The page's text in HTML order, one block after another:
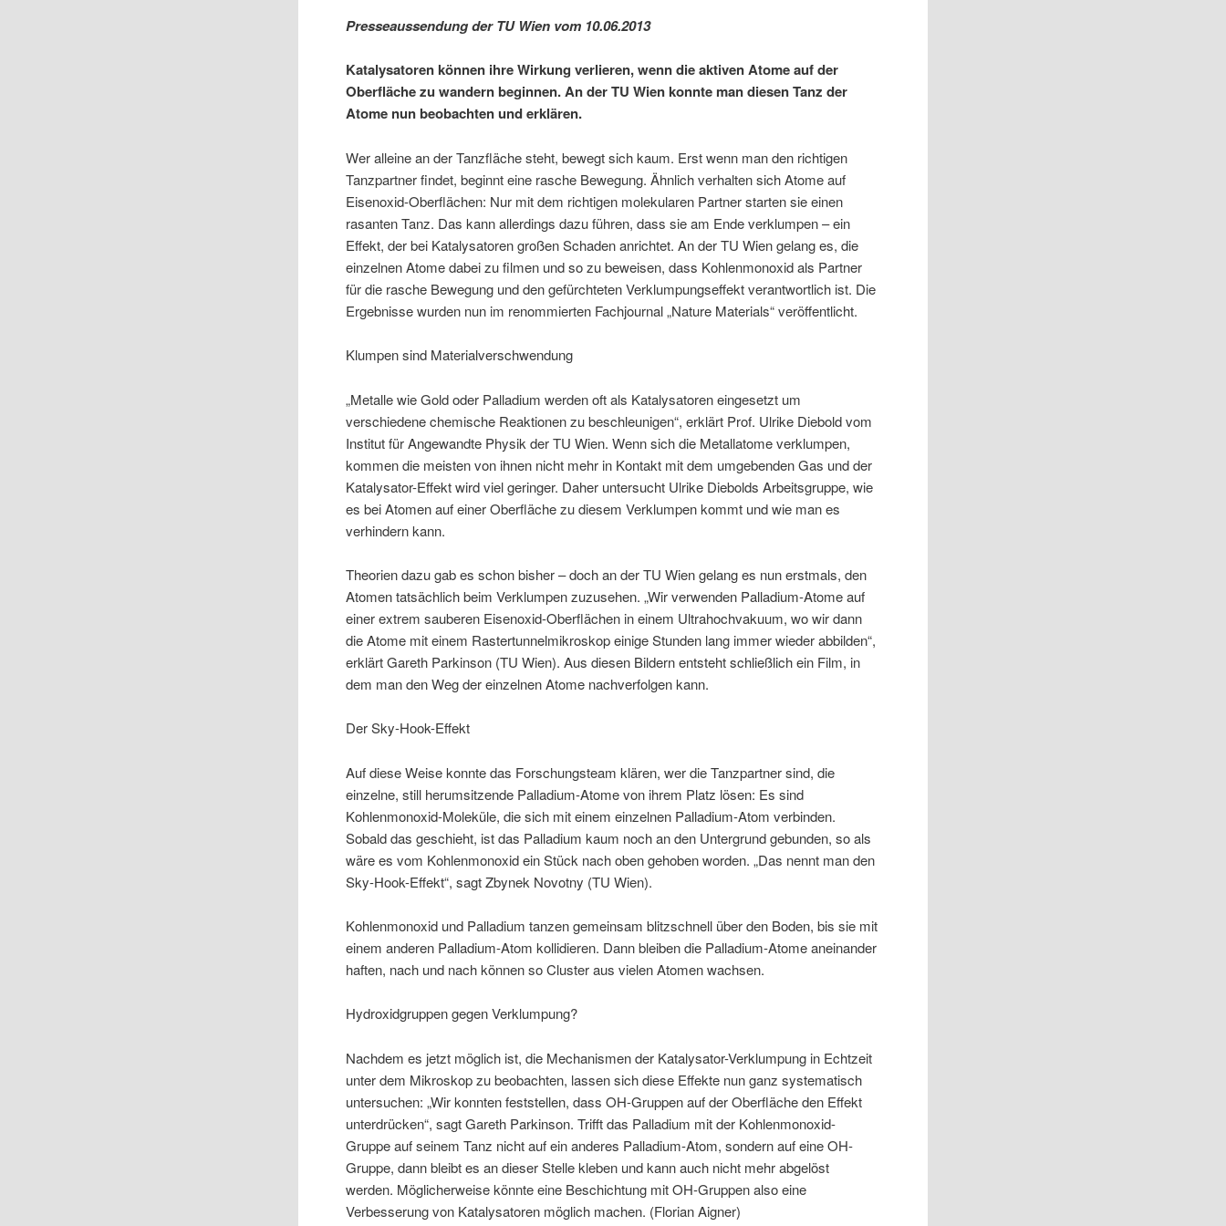
Presseaussendung der TU Wien vom 10.06.2013
Katalysatoren können ihre Wirkung verlieren, wenn die aktiven Atome auf der
Oberfläche zu wandern beginnen. An der TU Wien konnte man diesen Tanz der
Atome nun beobachten und erklären.
Wer alleine an der Tanzfläche steht, bewegt sich kaum. Erst wenn man den richtigen
Tanzpartner findet, beginnt eine rasche Bewegung. Ähnlich verhalten sich Atome auf
Eisenoxid-Oberflächen: Nur mit dem richtigen molekularen Partner starten sie einen
rasanten Tanz. Das kann allerdings dazu führen, dass sie am Ende verklumpen – ein
Effekt, der bei Katalysatoren großen Schaden anrichtet. An der TU Wien gelang es, die
einzelnen Atome dabei zu filmen und so zu beweisen, dass Kohlenmonoxid als Partner
für die rasche Bewegung und den gefürchteten Verklumpungseffekt verantwortlich ist. Die
Ergebnisse wurden nun im renommierten Fachjournal „Nature Materials“ veröffentlicht.
Klumpen sind Materialverschwendung
„Metalle wie Gold oder Palladium werden oft als Katalysatoren eingesetzt um
verschiedene chemische Reaktionen zu beschleunigen“, erklärt Prof. Ulrike Diebold vom
Institut für Angewandte Physik der TU Wien. Wenn sich die Metallatome verklumpen,
kommen die meisten von ihnen nicht mehr in Kontakt mit dem umgebenden Gas und der
Katalysator-Effekt wird viel geringer. Daher untersucht Ulrike Diebolds Arbeitsgruppe, wie
es bei Atomen auf einer Oberfläche zu diesem Verklumpen kommt und wie man es
verhindern kann.
Theorien dazu gab es schon bisher – doch an der TU Wien gelang es nun erstmals, den
Atomen tatsächlich beim Verklumpen zuzusehen. „Wir verwenden Palladium-Atome auf
einer extrem sauberen Eisenoxid-Oberflächen in einem Ultrahochvakuum, wo wir dann
die Atome mit einem Rastertunnelmikroskop einige Stunden lang immer wieder abbilden“,
erklärt Gareth Parkinson (TU Wien). Aus diesen Bildern entsteht schließlich ein Film, in
dem man den Weg der einzelnen Atome nachverfolgen kann.
Der Sky-Hook-Effekt
Auf diese Weise konnte das Forschungsteam klären, wer die Tanzpartner sind, die
einzelne, still herumsitzende Palladium-Atome von ihrem Platz lösen: Es sind
Kohlenmonoxid-Moleküle, die sich mit einem einzelnen Palladium-Atom verbinden.
Sobald das geschieht, ist das Palladium kaum noch an den Untergrund gebunden, so als
wäre es vom Kohlenmonoxid ein Stück nach oben gehoben worden. „Das nennt man den
Sky-Hook-Effekt“, sagt Zbynek Novotny (TU Wien).
Kohlenmonoxid und Palladium tanzen gemeinsam blitzschnell über den Boden, bis sie mit
einem anderen Palladium-Atom kollidieren. Dann bleiben die Palladium-Atome aneinander
haften, nach und nach können so Cluster aus vielen Atomen wachsen.
Hydroxidgruppen gegen Verklumpung?
Nachdem es jetzt möglich ist, die Mechanismen der Katalysator-Verklumpung in Echtzeit
unter dem Mikroskop zu beobachten, lassen sich diese Effekte nun ganz systematisch
untersuchen: „Wir konnten feststellen, dass OH-Gruppen auf der Oberfläche den Effekt
unterdrücken“, sagt Gareth Parkinson. Trifft das Palladium mit der Kohlenmonoxid-
Gruppe auf seinem Tanz nicht auf ein anderes Palladium-Atom, sondern auf eine OH-
Gruppe, dann bleibt es an dieser Stelle kleben und kann auch nicht mehr abgelöst
werden. Möglicherweise könnte eine Beschichtung mit OH-Gruppen also eine
Verbesserung von Katalysatoren möglich machen. (Florian Aigner)